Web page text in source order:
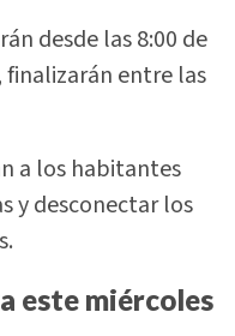
desde las 8:00 de
finalizarán entre las
a los habitantes
y desconectar los
este miércoles